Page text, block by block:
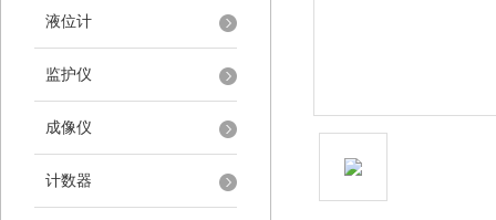
液位计
监护仪
成像仪
计数器